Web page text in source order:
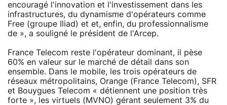
encouragé l'innovation et l'investissement dans les
infrastructures, du dynamisme d'opérateurs comme
Free (groupe Iliad) et et, enfin, du professionnalisme
de », a souligné le président de l'Arcep.
France Telecom reste l'opérateur dominant, il pèse
60% en valeur sur le marché de détail dans son
ensemble. Dans le mobile, les trois opérateurs de
réseaux métropolitains, Orange (France Telecom), SFR
et Bouygues Telecom « détiennent une position très
forte », les virtuels (MVNO) gérant seulement 3% du